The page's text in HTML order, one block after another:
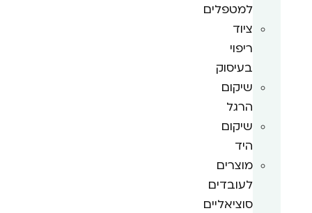
למטפלים
ציוד
ריפוי
בעיסוק
שיקום
הרגל
שיקום
היד
מוצרים
לעובדים
סוציאליים